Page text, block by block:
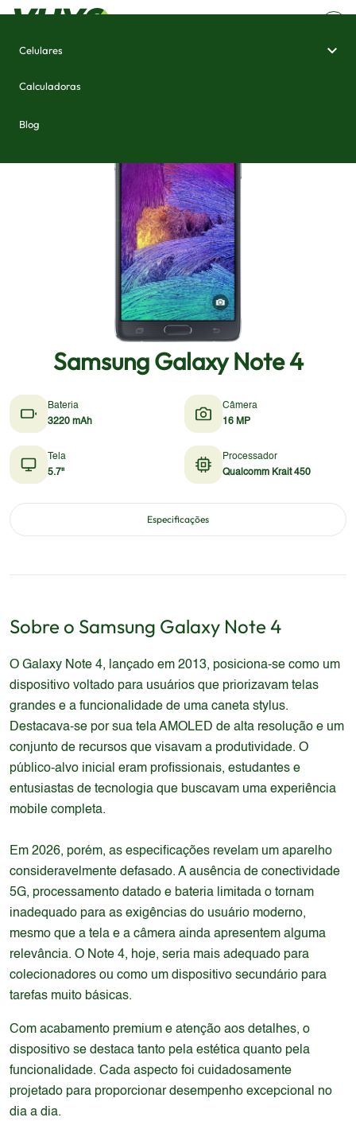
Celulares
Calculadoras
Blog
Samsung Galaxy Note 4
Bateria
3220 mAh
Câmera
16 MP
Tela
5.7"
Processador
Qualcomm Krait 450
Especificações
Sobre o Samsung Galaxy Note 4
O Galaxy Note 4, lançado em 2013, posiciona-se como um
dispositivo voltado para usuários que priorizavam telas
grandes e a funcionalidade de uma caneta stylus.
Destacava-se por sua tela AMOLED de alta resolução e um
conjunto de recursos que visavam a produtividade. O
público-alvo inicial eram profissionais, estudantes e
entusiastas de tecnologia que buscavam uma experiência
mobile completa.
Em 2026, porém, as especificações revelam um aparelho
consideravelmente defasado. A ausência de conectividade
5G, processamento datado e bateria limitada o tornam
inadequado para as exigências do usuário moderno,
mesmo que a tela e a câmera ainda apresentem alguma
relevância. O Note 4, hoje, seria mais adequado para
colecionadores ou como um dispositivo secundário para
tarefas muito básicas.
Com acabamento premium e atenção aos detalhes, o
dispositivo se destaca tanto pela estética quanto pela
funcionalidade. Cada aspecto foi cuidadosamente
projetado para proporcionar desempenho excepcional no
dia a dia.